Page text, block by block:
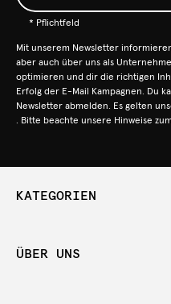
* Pflichtfeld
Mit unserem Newsletter
aber auch über uns als
optimieren und dir die richtigen
Erfolg der E-Mail Kampagnen. Du
Newsletter abmelden. Es gelten
. Bitte beachte unsere Hinweise zum
KATEGORIEN
ÜBER UNS